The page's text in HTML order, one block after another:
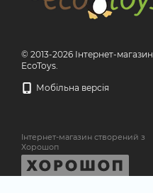
© 2013-2026 Інтернет-магазин
EcoToys.
Мобільна версія
Інтернет-магазин створений з
Хорошоп